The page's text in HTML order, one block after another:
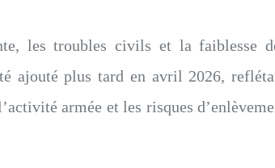
les troubles civils et la faiblesse
ajouté plus tard en avril 2026,
armée et les risques